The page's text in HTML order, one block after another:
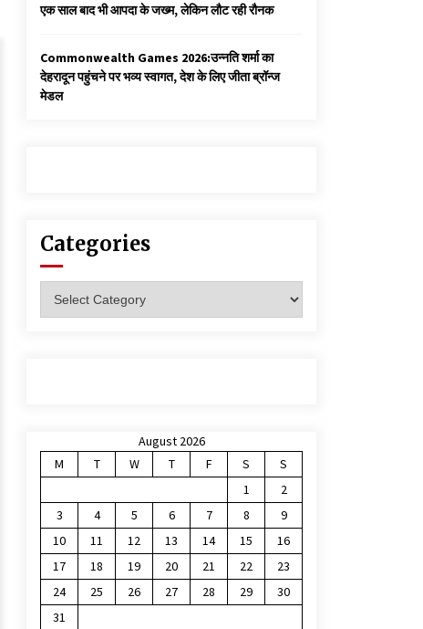
एक साल बाद भी आपदा के जख्म, लेकिन लौट रही रौनक
Commonwealth Games 2026:उन्नति शर्मा का
देहरादून पहुंचने पर भव्य स्वागत, देश के लिए जीता ब्रॉन्ज
मेडल
Categories
August 2026
M
T W T F S
S
1
2
3
4 5 6 7 8
9
10
11 12 13 14 15
16
17
18 19 20 21 22
23
24
25 26 27 28 29
30
31